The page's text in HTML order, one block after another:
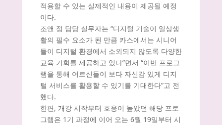
적용할 수 있는 실제적인 내용이 제공될 예정
이다.
조앤 정 담당 실무자는 “디지털 기술이 일상생
활의 필수 요소가 된 만큼 카스에서는 시니어
들이 디지털 환경에서 소외되지 않도록 다양한
교육 기회를 제공하고 있다”면서 “이번 프로그
램을 통해 어르신들이 보다 자신감 있게 디지
털 서비스를 활용할 수 있기를 기대한다”고 전
했다.
한편, 개강 시작부터 호응이 높았던 해당 프로
그램은 1기 과정에 이어 오는 6월 19일부터 시